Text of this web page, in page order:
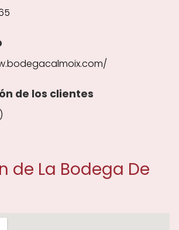
de los clientes
de La Bodega De